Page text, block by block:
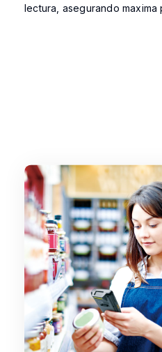
lectura, asegurando